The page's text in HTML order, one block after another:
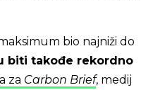
bio najniži do
biti takođe rekordno
za Carbon Brief, medij